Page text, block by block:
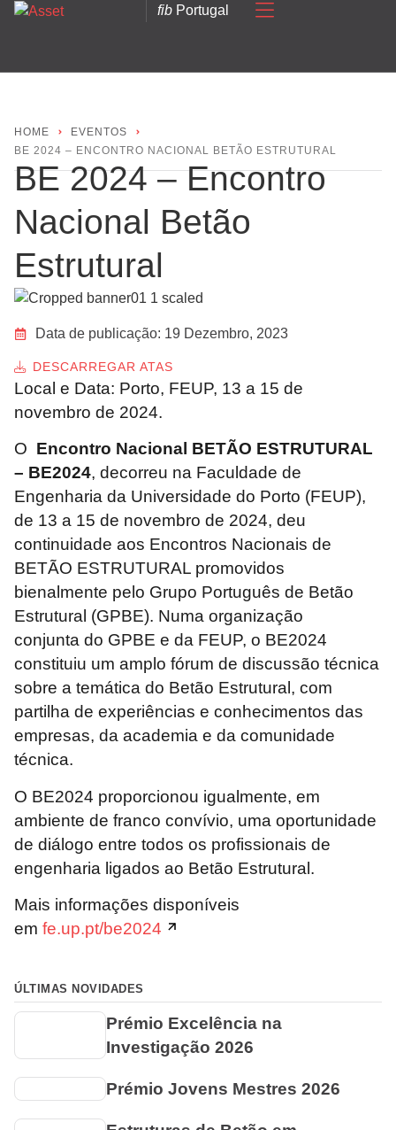
fibPortugal
HOME
EVENTOS
BE 2024 – ENCONTRO NACIONAL BETÃO ESTRUTURAL
BE 2024 – Encontro
Nacional Betão
Estrutural
Data de publicação: 19 Dezembro, 2023
DESCARREGAR ATAS
Local e Data: Porto, FEUP, 13 a 15 de
novembro de 2024.
O Encontro Nacional BETÃO ESTRUTURAL
– BE2024, decorreu na Faculdade de
Engenharia da Universidade do Porto (FEUP),
de 13 a 15 de novembro de 2024, deu
continuidade aos Encontros Nacionais de
BETÃO ESTRUTURAL promovidos
bienalmente pelo Grupo Português de Betão
Estrutural (GPBE). Numa organização
conjunta do GPBE e da FEUP, o BE2024
constituiu um amplo fórum de discussão técnica
sobre a temática do Betão Estrutural, com
partilha de experiências e conhecimentos das
empresas, da academia e da comunidade
técnica.
O BE2024 proporcionou igualmente, em
ambiente de franco convívio, uma oportunidade
de diálogo entre todos os profissionais de
engenharia ligados ao Betão Estrutural.
Mais informações disponíveis
em fe.up.pt/be2024
ÚLTIMAS NOVIDADES
Prémio Excelência na
Investigação 2026
Prémio Jovens Mestres 2026